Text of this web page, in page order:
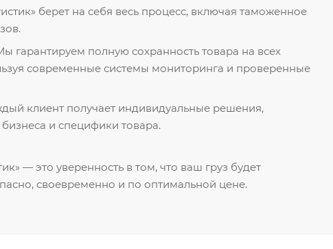
берет на себя весь процесс, включая таможенное
гарантируем полную сохранность товара на всех
современные системы мониторинга и проверенные
клиент получает индивидуальные решения,
и специфики товара.
— это уверенность в том, что ваш груз будет
своевременно и по оптимальной цене.